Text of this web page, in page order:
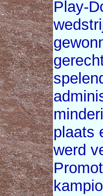
Play-
plaats
werd